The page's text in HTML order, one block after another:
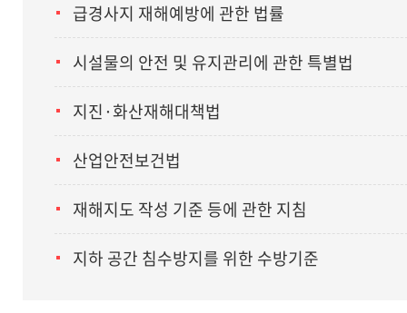
급경사지 재해예방에 관한 법률
시설물의 안전 및 유지관리에 관한 특별법
지진·화산재해대책법
산업안전보건법
재해지도 작성 기준 등에 관한 지침
지하 공간 침수방지를 위한 수방기준